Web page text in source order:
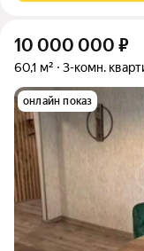
10 000 000 ₽
60,1 м² 3-комн.
онлайн показ